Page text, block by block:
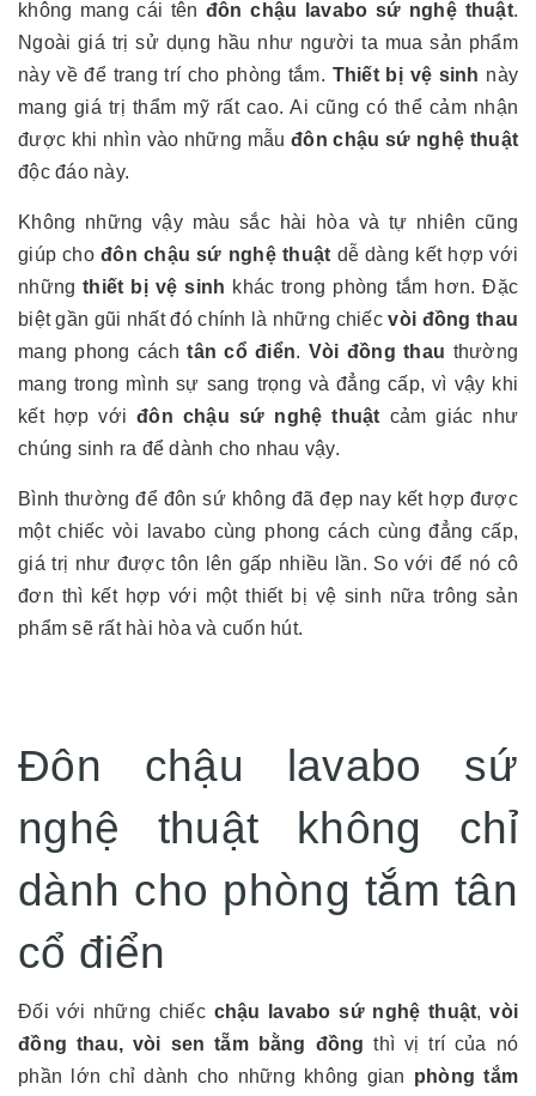
không mang cái tên đôn chậu lavabo sứ nghệ thuật.
Ngoài giá trị sử dụng hầu như người ta mua sản phẩm
này về để trang trí cho phòng tắm. Thiết bị vệ sinh này
mang giá trị thẩm mỹ rất cao. Ai cũng có thể cảm nhận
được khi nhìn vào những mẫuđôn chậu sứ nghệ thuật
độc đáo này.
Không những vậy màu sắc hài hòa và tự nhiên cũng
giúp chođôn chậu sứ nghệ thuật dễ dàng kết hợp với
nhữngthiết bị vệ sinh khác trong phòng tắm hơn. Đặc
biệt gần gũi nhất đó chính là những chiếcvòi đồng thau
mang phong cáchtân cổ điển. Vòi đồng thau thường
mang trong mình sự sang trọng và đẳng cấp, vì vậy khi
kết hợp vớiđôn chậu sứ nghệ thuật cảm giác như
chúng sinh ra để dành cho nhau vậy.
Bình thường để đôn sứ không đã đẹp nay kết hợp được
một chiếc vòi lavabo cùng phong cách cùng đẳng cấp,
giá trị như được tôn lên gấp nhiều lần. So với để nó cô
đơn thì kết hợp với một thiết bị vệ sinh nữa trông sản
phẩm sẽ rất hài hòa và cuốn hút.
Đôn chậu lavabo sứ
nghệ thuật không chỉ
dành cho phòng tắm tân
cổ điển
Đối với những chiếc chậu lavabo sứ nghệ thuật,vòi
đồng thau, vòi sen tẵm bằng đồng thì vị trí của nó
phần lớn chỉ dành cho những không gian phòng tắm